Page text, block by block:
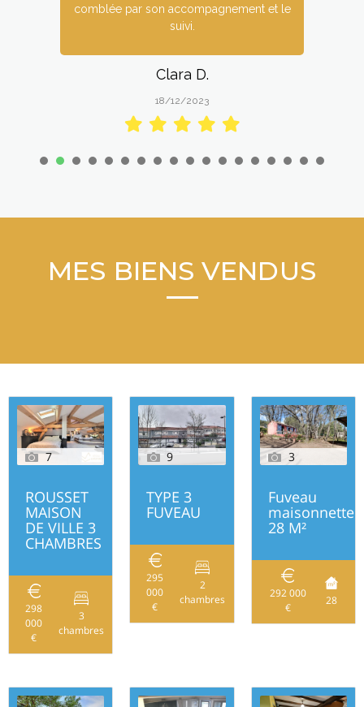
comblée par son accompagnement et le
suivi.
Clara D.
18/12/2023
1 2 3 4 5 6 7 8 9
1
1
MES BIENS VENDUS
7
ROUSSET
MAISON
DE VILLE 3
CHAMBRES
298
000
€
3
chambres
152
9
TYPE 3
FUVEAU
295
000
€
2
chambres
3
Fuveau
maisonnette
28 M²
292 000
€
28